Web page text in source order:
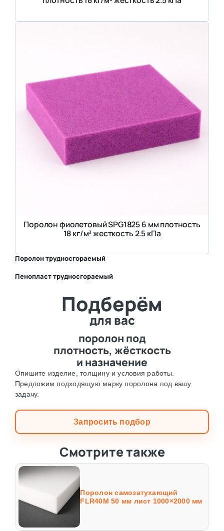
Поролон фиолетовый SPG1825 6 мм плотность
18 кг/м³ жесткость 2.5 кПа
Поролон трудносгораемый
Пенопласт трудносгораемый
Подберём
для вас
поролон под
плотность, жёсткость
и назначение
Опишите изделие, толщину и условия работы.
Предложим подходящую марку поролона под вашу
задачу.
Запросить подбор
Смотрите также
Поролон самозатухающий
FLR40M 50 мм лист 1000×2000 мм